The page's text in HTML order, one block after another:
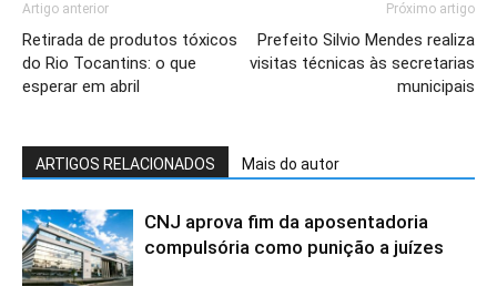
Artigo anterior
Retirada de produtos tóxicos
do Rio Tocantins: o que
esperar em abril
Próximo artigo
Prefeito Silvio Mendes realiza
visitas técnicas às secretarias
municipais
ARTIGOS RELACIONADOS Mais do autor
CNJ aprova fim da aposentadoria
compulsória como punição a juízes